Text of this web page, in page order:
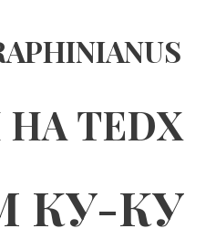
TEDX
КУ-КУ